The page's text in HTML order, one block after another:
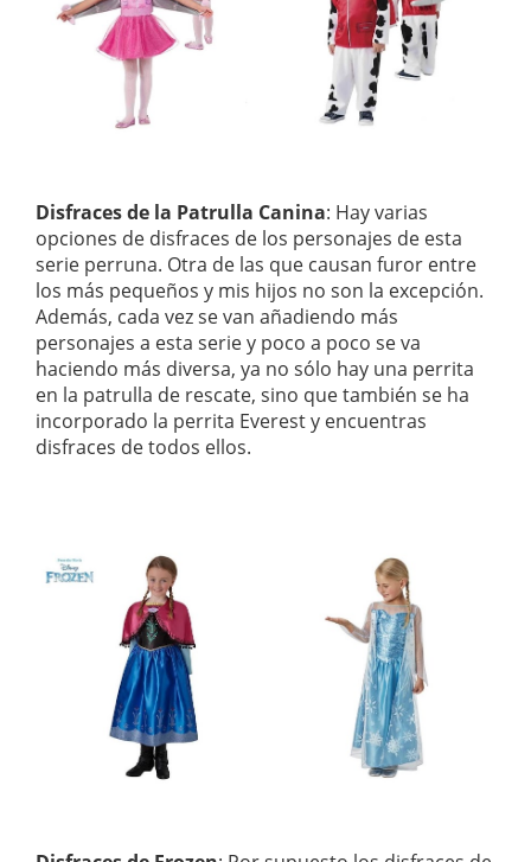
Disfraces de la Patrulla Canina: Hay varias
opciones de disfraces de los personajes de esta
serie perruna. Otra de las que causan furor entre
los más pequeños y mis hijos no son la excepción.
Además, cada vez se van añadiendo más
personajes a esta serie y poco a poco se va
haciendo más diversa, ya no sólo hay una perrita
en la patrulla de rescate, sino que también se ha
incorporado la perrita Everest y encuentras
disfraces de todos ellos.